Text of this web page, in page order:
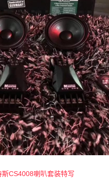
斯CS4008喇叭套装特写